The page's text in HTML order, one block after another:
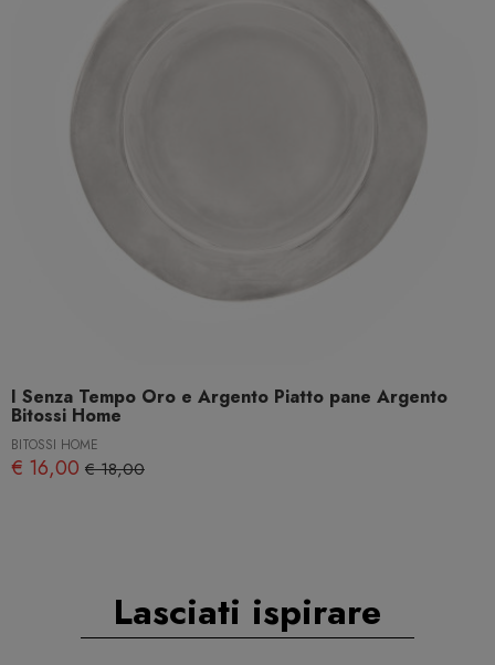
I Senza Tempo Oro e Argento Piatto pane Argento
Bitossi Home
BITOSSI HOME
€ 16,00 € 18,00
Lasciati ispirare